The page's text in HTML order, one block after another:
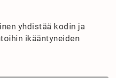
yhdistää kodin ja
ikääntyneiden